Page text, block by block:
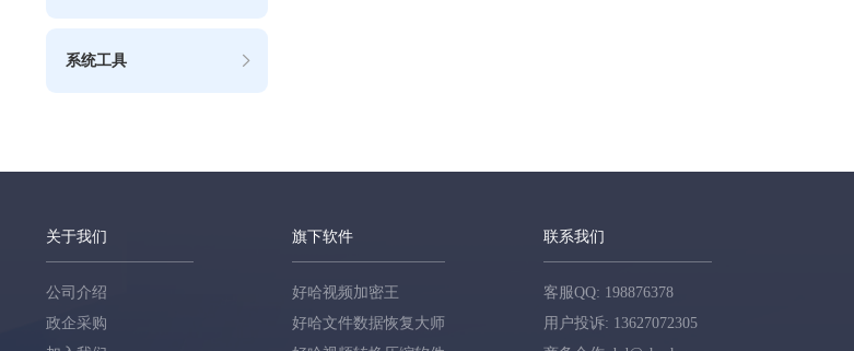
系统工具
关于我们
公司介绍
政企采购
旗下软件
好哈视频加密王
好哈文件数据恢复大师
联系我们
客服QQ: 198876378
用户投诉: 13627072305